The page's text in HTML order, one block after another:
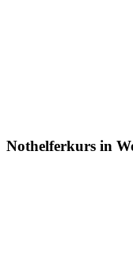
Nothelferkurs in